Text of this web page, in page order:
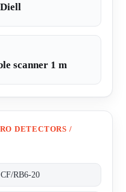
scanner 1 m
DETECTORS /
CF/RB6-20